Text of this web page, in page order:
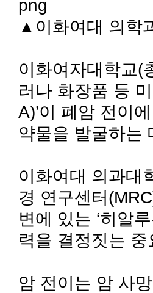
▲이화여대 의학
이화여자대학교(
러나 화장품 등
A)’이 폐암 전이
약물을 발굴하는
이화여대 의과대
경 연구센터
변에 있는 ‘히알
력을 결정짓는
암 전이는 암 사